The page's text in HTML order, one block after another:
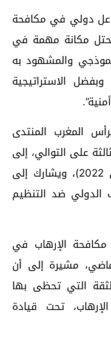
دولي في مكافحة
يحتل مكانة مهمة في
والمشهود به
الاستراتيجية
المغرب المنتدى
على التوالي، إلى
جانب كندا (ستنتهي الرئاسة في 2022)، ويشارك إلى
ضد التنظيم
مكافحة الإرهاب في
في 24 يونيو الماضي، مشيرة إلى أن
التي تحظى بها
تحت قيادة